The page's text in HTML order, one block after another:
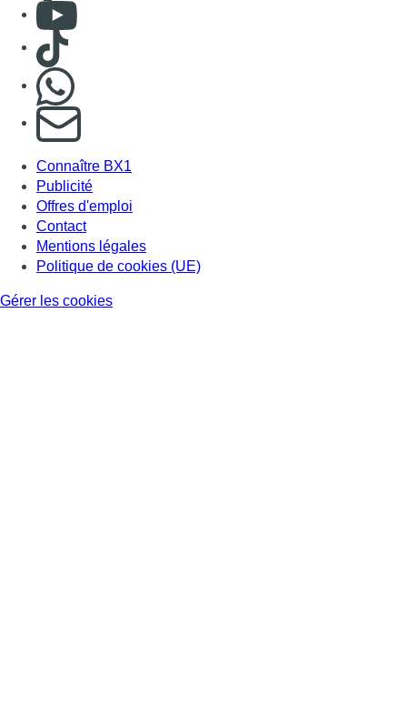
Consulter Youtube
Consulter TikTok
S'abonner à notre newsletter
Connaître BX1
Publicité
Offres d'emploi
Contact
Mentions légales
Politique de cookies (UE)
Gérer les cookies